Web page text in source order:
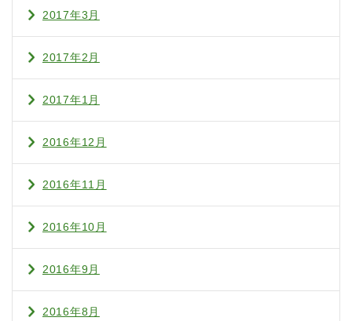
2017年3月
2017年2月
2017年1月
2016年12月
2016年11月
2016年10月
2016年9月
2016年8月